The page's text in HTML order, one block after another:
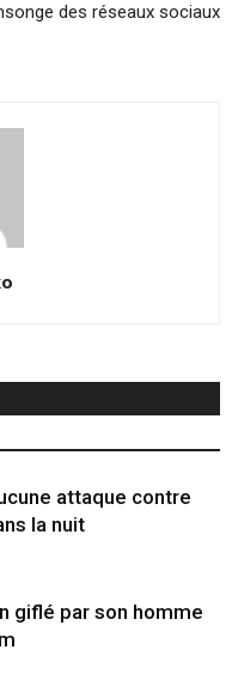
des réseaux sociaux
attaque contre
la nuit
giflé par son homme